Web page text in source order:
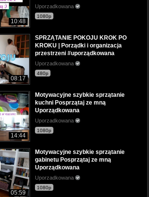
10:48
Uporzadkowana
1080p
08:17
SPRZĄTANIE POKOJU KROK PO
KROKU | Porządki i organizacja
przestrzeni #uporządkowana
Uporzadkowana
480p
14:44
Motywacyjne szybkie sprzątanie
kuchni Posprzątaj ze mną
Uporządkowana
Uporzadkowana
1080p
05:59
Motywacyjne szybkie sprzątanie
gabinetu Posprzątaj ze mną
Uporządkowana
Uporzadkowana
1080p